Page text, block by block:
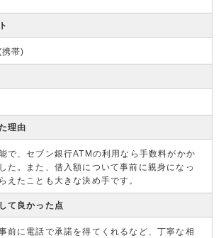
帯)
理由
で、セブン銀行ATMの利用なら手数料がかか
た。また、借入額について事前に親身になっ
えたことも大きな決め手です。
て良かった点
前に電話で承諾を得てくれるなど、丁寧な相